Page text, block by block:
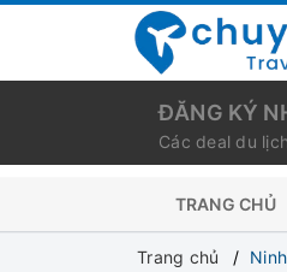
ĐĂNG KÝ
Các deal du
TRANG CHỦ
Trang chủ